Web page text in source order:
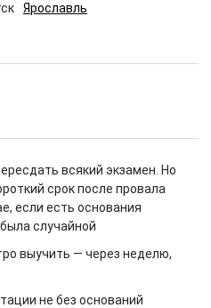
Ярославль
всякий экзамен. Но
срок после провала
если есть основания
случайной
выучить — через неделю,
не без оснований